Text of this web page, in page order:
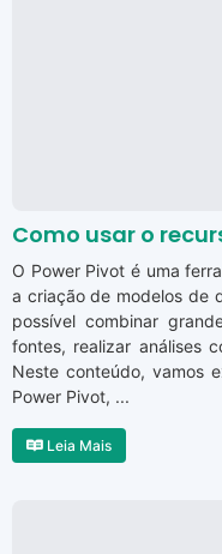
Como usar o
O Power Pivot é uma
a criação de modelos de
possível combinar
fontes, realizar análises
Neste conteúdo, vamos
Power Pivot, ...
Leia Mais